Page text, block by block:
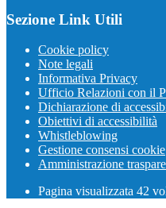
Sezione Link Utili
Cookie policy
Note legali
Informativa Privacy
Ufficio Relazioni con il
Dichiarazione di
Obiettivi di accessibilità
Whistleblowing
Gestione consensi cookie
Amministrazione
Pagina visualizzata 42